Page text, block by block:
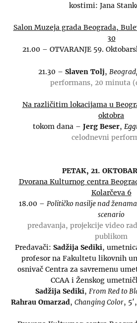
kostimi: Jana
Salon Muzeja grada Beograda,
30
21.00 – OTVARANJE 59.
21.30 – Slaven Tolj,
performans, 20 minuta
Na različitim lokacijama u
oktobra
tokom dana – Jerg Beser,
celodnevni
PETAK, 21.
Dvorana Kulturnog centra
Kolarčeva 6
18.00 – Političko nasilje nad
scenario
predavanja, projekcije video
publikom
Predavači: Sadžija Sediki,
profesor na Fakultetu likovnih
osnivač Centra za savremenu
CCAA i Ženskog
Sadžija Sediki, From Red to
Rahrau Omarzad, Changing Color, 5′,